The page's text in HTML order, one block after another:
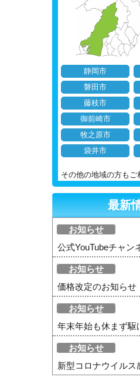
静岡市
磐田市
藤枝市
御前崎市
牧之原市
袋井市
その他の地域の方もご
最新
お知らせ
公式YouTubeチャン
お知らせ
価格改定のお知らせ
お知らせ
年末年始も休まず駆
お知らせ
新型コロナウイルス